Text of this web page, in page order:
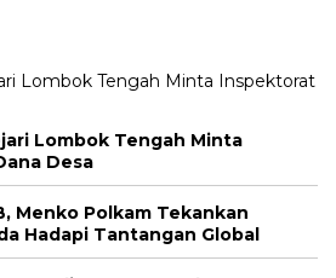
Lombok Tengah Minta
Desa
Menko Polkam Tekankan
Hadapi Tantangan Global